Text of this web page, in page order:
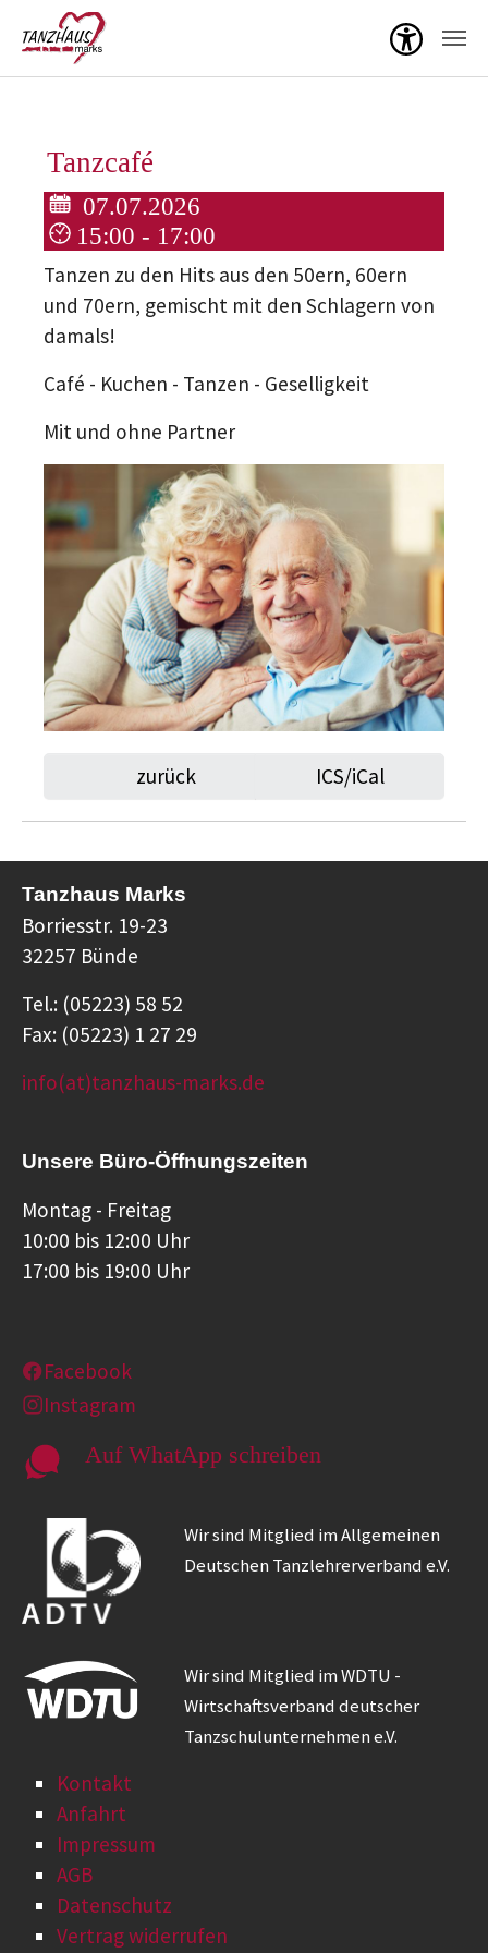
Menü
Tanzcafé
07.07.2026
15:00 - 17:00
Tanzen zu den Hits aus den 50ern, 60ern
und 70ern, gemischt mit den Schlagern von
damals!
Café - Kuchen - Tanzen - Geselligkeit
Mit und ohne Partner
zurück ICS/iCal
Tanzhaus Marks
Borriesstr. 19-23
32257 Bünde
Tel.: (05223) 58 52
Fax: (05223) 1 27 29
info(at)tanzhaus-marks.de
Unsere Büro-Öffnungszeiten
Montag - Freitag
10:00 bis 12:00 Uhr
17:00 bis 19:00 Uhr
Facebook
Instagram
Auf WhatApp schreiben
Wir sind Mitglied im Allgemeinen
Deutschen Tanzlehrerverband e.V.
Wir sind Mitglied im WDTU -
Wirtschaftsverband deutscher
Tanzschulunternehmen e.V.
Kontakt
Anfahrt
Impressum
AGB
Datenschutz
Vertrag widerrufen